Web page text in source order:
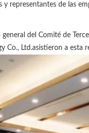
representantes de las
del Comité de
Co., Ltd.asistieron a esta